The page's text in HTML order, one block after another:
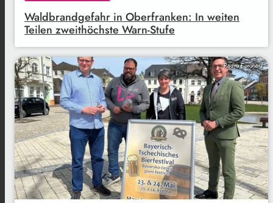
Waldbrandgefahr in Oberfranken: In weiten
Teilen zweithöchste Warn-Stufe
Radio Euroherz